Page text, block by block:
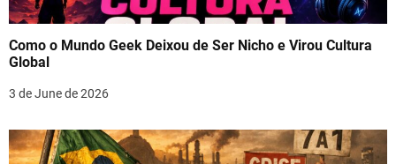
Como o Mundo Geek Deixou de Ser Nicho e Virou Cultura
Global
3 de June de 2026